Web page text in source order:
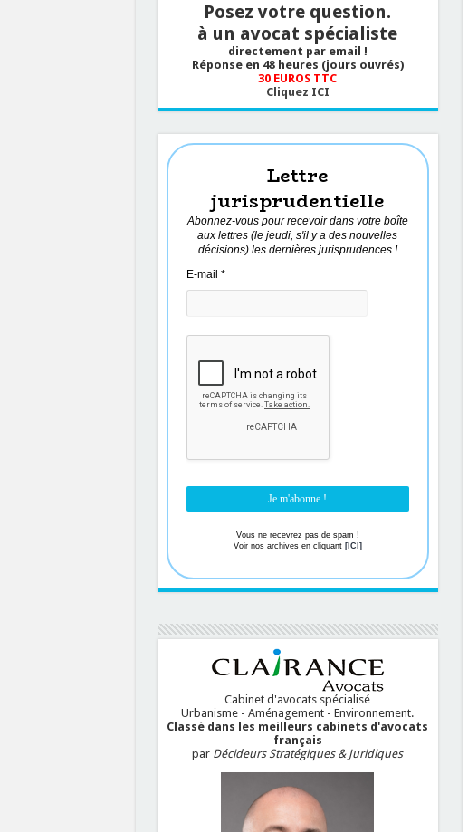
Posez votre question.
à un avocat spécialiste
directement par email !
Réponse en 48 heures (jours ouvrés)
30 EUROS TTC
Cliquez ICI
Lettre
jurisprudentielle
Abonnez-vous pour recevoir dans votre boîte
aux lettres (le jeudi, s'il y a des nouvelles
décisions) les dernières jurisprudences !
E-mail *
Vous ne recevrez pas de spam !
Voir nos archives en cliquant [ICI]
Cabinet d'avocats spécialisé
Urbanisme - Aménagement - Environnement.
Classé dans les meilleurs cabinets d'avocats
français
par Décideurs Stratégiques & Juridiques